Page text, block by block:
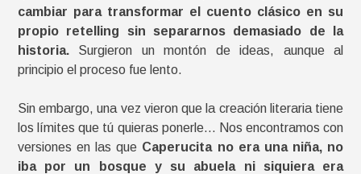
cambiar para transformar el cuento clásico en su
propio retelling sin separarnos demasiado de la
historia. Surgieron un montón de ideas, aunque al
principio el proceso fue lento.
Sin embargo, una vez vieron que la creación literaria tiene
los límites que tú quieras ponerle… Nos encontramos con
versiones en las que Caperucita no era una niña, no
iba por un bosque y su abuela ni siquiera era